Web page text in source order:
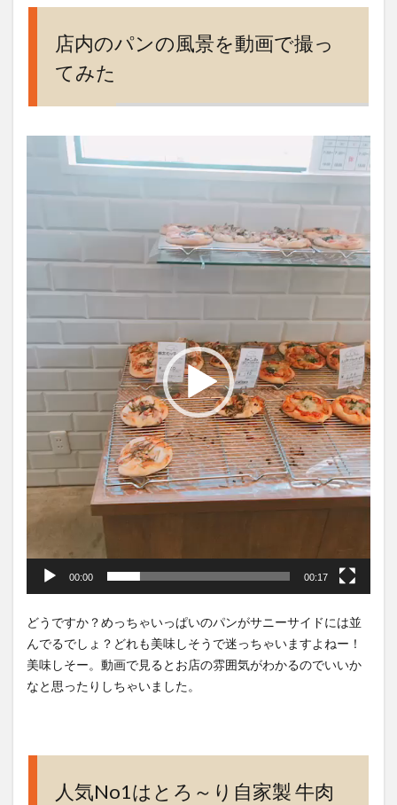
店内のパンの風景を動画で撮っ
てみた
ー
00:00 00:17
どうですか？めっちゃいっぱいのパンがサニーサイドには並
んでるでしょ？どれも美味しそうで迷っちゃいますよねー！
美味しそー。動画で見るとお店の雰囲気がわかるのでいいか
なと思ったりしちゃいました。
人気No1はとろ～り自家製 牛肉